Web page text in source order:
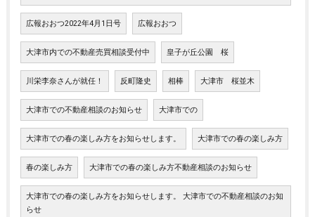
広報おおつ2022年4月1日号 広報おおつ
大津市内での不動産売買相談受付中 皇子が丘公園 桜
川栄李奈さんが就任！ 反町隆史 相棒 大津市 桜並木
大津市での不動産相談のお知らせ 大津市での
大津市での春の楽しみ方をお知らせします。 大津市での春の楽しみ方
春の楽しみ方 大津市での春の楽しみ方不動産相談のお知らせ
大津市での春の楽しみ方をお知らせします。 大津市での不動産相談のお知
らせ